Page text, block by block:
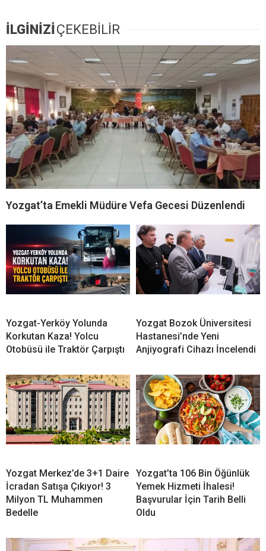
İLGİNİZİÇEKEBİLİR
Yozgat’ta Emekli Müdüre Vefa Gecesi Düzenlendi
Yozgat-Yerköy Yolunda
Korkutan Kaza! Yolcu
Otobüsü ile Traktör Çarpıştı
Yozgat Bozok Üniversitesi
Hastanesi’nde Yeni
Anjiyografi Cihazı İncelendi
Yozgat Merkez’de 3+1 Daire
İcradan Satışa Çıkıyor! 3
Milyon TL Muhammen
Bedelle
Yozgat’ta 106 Bin Öğünlük
Yemek Hizmeti İhalesi!
Başvurular İçin Tarih Belli
Oldu